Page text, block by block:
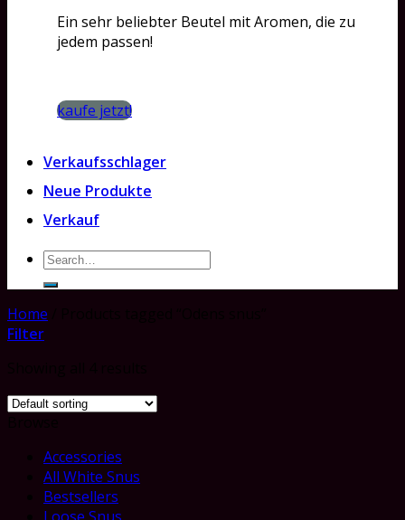
Ein sehr beliebter Beutel mit Aromen, die zu
jedem passen!
kaufe jetzt!
Verkaufsschlager
Neue Produkte
Verkauf
Search
for:
Home
Filter
Accessories
All White Snus
Bestsellers